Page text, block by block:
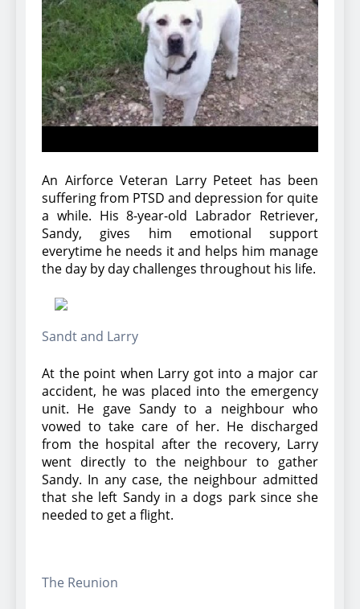
Can Bulldogs Play Fetch?
And How to Train Them!
7 Năm Ago
How Often Do I Need to
Groom My Bulldog
7 Năm Ago
An Airforce Veteran Larry Peteet has been
suffering from PTSD and depression for quite
a while. His 8-year-old Labrador Retriever,
Sandy, gives him emotional support
everytime he needs it and helps him manage
the day by day challenges throughout his life.
Sandt and Larry
At the point when Larry got into a major car
accident, he was placed into the emergency
unit. He gave Sandy to a neighbour who
vowed to take care of her. He discharged
from the hospital after the recovery, Larry
went directly to the neighbour to gather
Sandy. In any case, the neighbour admitted
that she left Sandy in a dogs park since she
needed to get a flight.
The Reunion